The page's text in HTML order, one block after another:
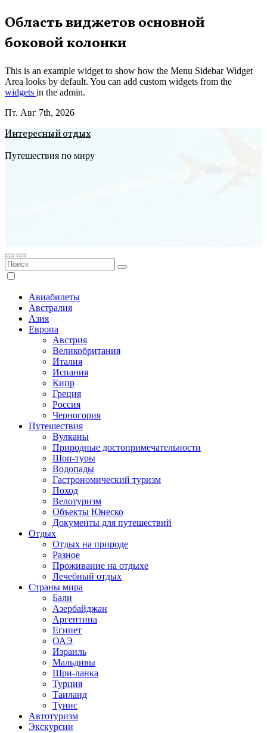
Перейти
к
содержимому
Область виджетов основной
боковой колонки
This is an example widget to show how the Menu Sidebar Widget
Area looks by default. You can add custom widgets from the
widgets in the admin.
Пт. Авг 7th, 2026
Интересный отдых
Путешествия по миру
Авиабилеты
Австралия
Азия
Европа
Австрия
Великобритания
Италия
Испания
Кипр
Греция
Россия
Черногория
Путешествия
Вулканы
Природные достопримечательности
Шоп-туры
Водопады
Гастрономический туризм
Поход
Велотуризм
Объекты Юнеско
Документы для путешествий
Отдых
Отдых на природе
Разное
Проживание на отдыхе
Лечебный отдых
Страны мира
Бали
Азербайджан
Аргентина
Египет
ОАЭ
Израиль
Мальдивы
Шри-ланка
Турция
Таиланд
Тунис
Автотуризм
Экскурсии